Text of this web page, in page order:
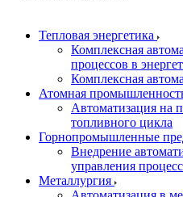
Тепловая энергетика
Комплексная
процессов в
Комплексная
Атомная
Автоматизация на
топливного цикла
Горнопромышленные
Внедрение
управления
Металлургия